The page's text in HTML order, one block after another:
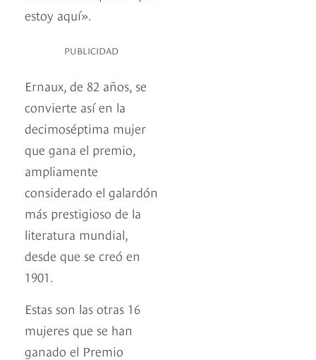
estoy aquí».
PUBLICIDAD
Ernaux, de 82 años, se
convierte así en la
decimoséptima mujer
que gana el premio,
ampliamente
considerado el galardón
más prestigioso de la
literatura mundial,
desde que se creó en
1901.
Estas son las otras 16
mujeres que se han
ganado el Premio